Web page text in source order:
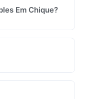
Em Chique?